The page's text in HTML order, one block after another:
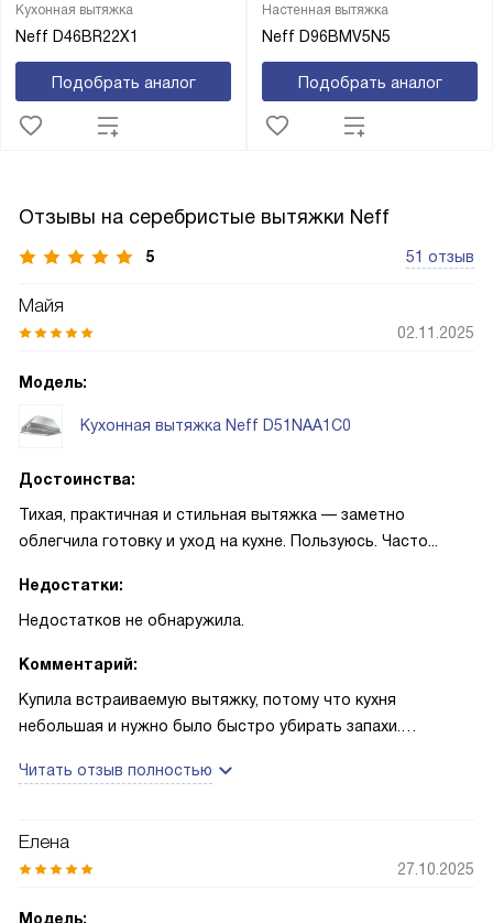
Кухонная вытяжка
Neff D46BR22X1
Подобрать аналог
Настенная вытяжка
Neff D96BMV5N5
Подобрать аналог
Отзывы на серебристые вытяжки Neff
5 51 отзыв
Майя
02.11.2025
Модель:
Кухонная вытяжка Neff D51NAA1C0
Достоинства:
Тихая, практичная и стильная вытяжка — заметно
облегчила готовку и уход на кухне. Пользуюсь. Часто...
Недостатки:
Недостатков не обнаружила.
Комментарий:
Купила встраиваемую вытяжку, потому что кухня
небольшая и нужно было быстро убирать запахи.
торчит. Особенно радует светодиодное освещение:
на семейном ужине жарила рыбу — запах ушёл почти
кассету; бросаю её в посудомойку, и проблема с жиром
Читать отзыв полностью
Елена
27.10.2025
Модель: